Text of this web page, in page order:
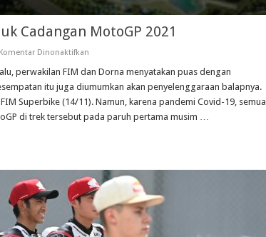
Cadangan MotoGP 2021
Komentar Dinonaktifkanpada
Indonesia
Masuk
Cadangan
MotoGP
2021
perwakilan FIM dan Dorna menyatakan puas dengan
itu juga diumumkan akan penyelenggaraan balapnya.
Superbike (14/11). Namun, karena pandemi Covid-19, semua
di trek tersebut pada paruh pertama musim …